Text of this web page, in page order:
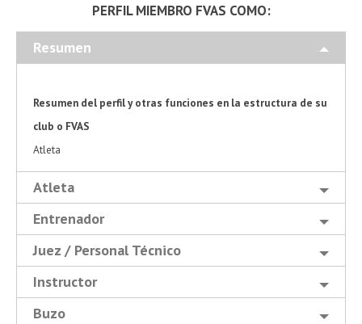
PERFIL MIEMBRO FVAS COMO:
Resumen
Resumen del perfil y otras funciones en la estructura de su
club o FVAS
Atleta
Atleta
Entrenador
Juez / Personal Técnico
Instructor
Buzo